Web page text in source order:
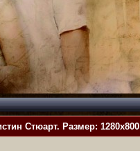
Стюарт. Размер: 1280x800